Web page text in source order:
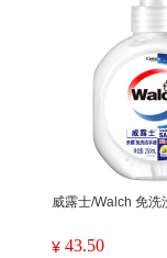
威露士/Walch 免洗
¥ 43.50